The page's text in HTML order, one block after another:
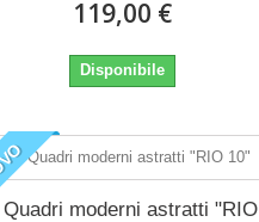
119,00 €
Disponibile
Quadri moderni astratti "RIO